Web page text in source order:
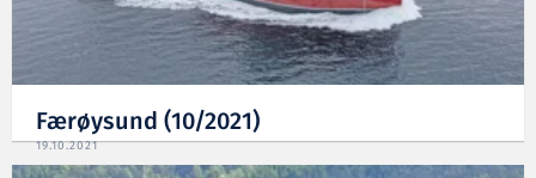
Færøysund (10/2021)
19.10.2021